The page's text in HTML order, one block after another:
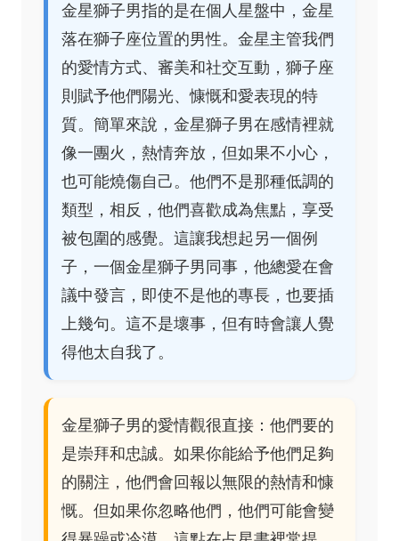
金星獅子男指的是在個人星盤中，金星
落在獅子座位置的男性。金星主管我們
的愛情方式、審美和社交互動，獅子座
則賦予他們陽光、慷慨和愛表現的特
質。簡單來說，金星獅子男在感情裡就
像一團火，熱情奔放，但如果不小心，
也可能燒傷自己。他們不是那種低調的
類型，相反，他們喜歡成為焦點，享受
被包圍的感覺。這讓我想起另一個例
子，一個金星獅子男同事，他總愛在會
議中發言，即使不是他的專長，也要插
上幾句。這不是壞事，但有時會讓人覺
得他太自我了。
金星獅子男的愛情觀很直接：他們要的
是崇拜和忠誠。如果你能給予他們足夠
的關注，他們會回報以無限的熱情和慷
慨。但如果你忽略他們，他們可能會變